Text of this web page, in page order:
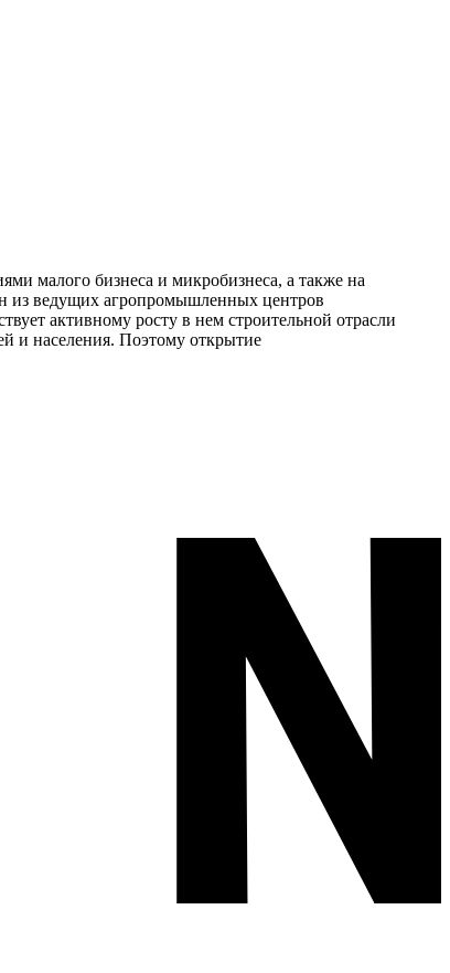
малого бизнеса и микробизнеса, а также на
из ведущих агропромышленных центров
активному росту в нем строительной отрасли
и населения. Поэтому открытие